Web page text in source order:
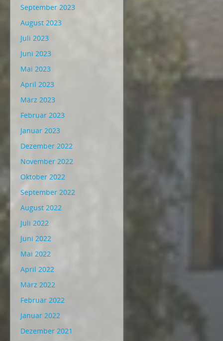
September 2023
August 2023
Juli 2023
Juni 2023
Mai 2023
April 2023
März 2023
Februar 2023
Januar 2023
Dezember 2022
November 2022
Oktober 2022
September 2022
August 2022
Juli 2022
Juni 2022
Mai 2022
April 2022
März 2022
Februar 2022
Januar 2022
Dezember 2021